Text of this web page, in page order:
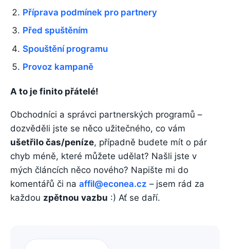
Příprava podmínek pro partnery
Před spuštěním
Spouštění programu
Provoz kampaně
A to je finito přátelé!
Obchodníci a správci partnerských programů –
dozvěděli jste se něco užitečného, co vám
ušetřilo čas/peníze, případně budete mít o pár
chyb méně, které můžete udělat? Našli jste v
mých článcích něco nového? Napište mi do
komentářů či na affil@econea.cz – jsem rád za
každou zpětnou vazbu :) Ať se daří.